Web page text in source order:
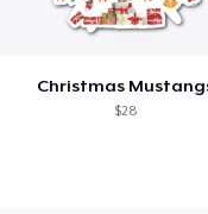
Christmas
$28